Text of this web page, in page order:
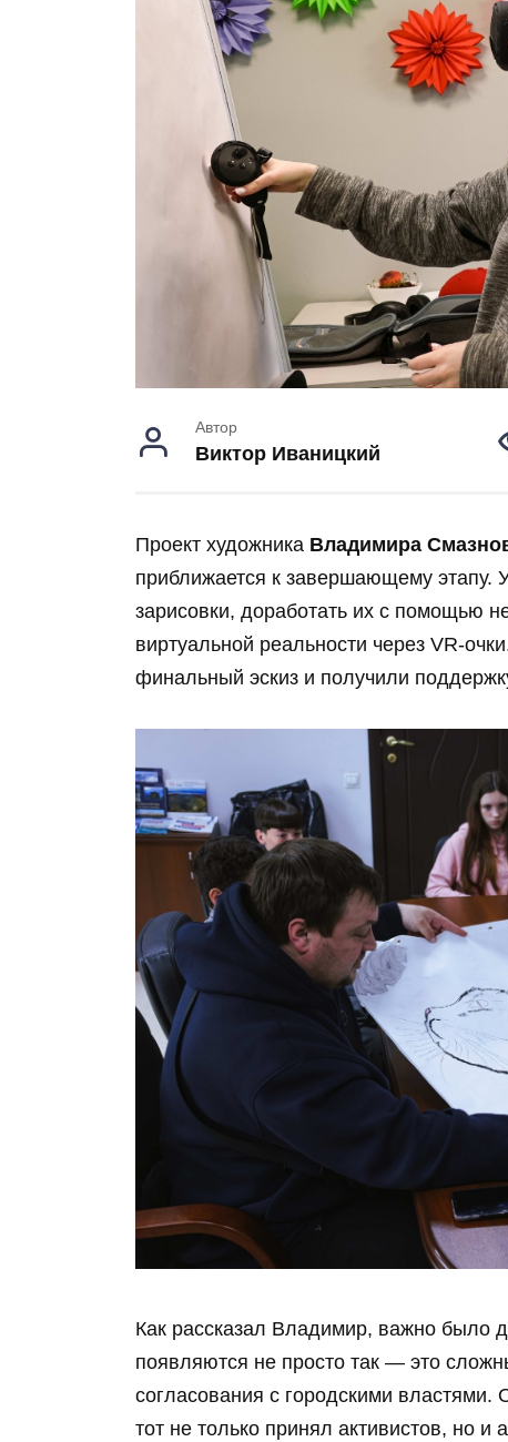
Автор
Виктор Иваницкий
Проект художника Владимира
приближается к завершающему этапу.
зарисовки, доработать их с помощью
виртуальной реальности через VR-
финальный эскиз и получили
Как рассказал Владимир, важно было
появляются не просто так — это
согласования с городскими
тот не только принял активистов, но и